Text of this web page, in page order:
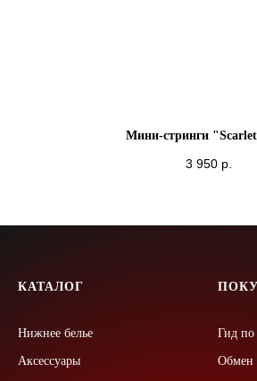
Мини-стринги
3 950 р.
КАТАЛОГ
Нижнее белье
Аксессуары
Гид по
Обмен